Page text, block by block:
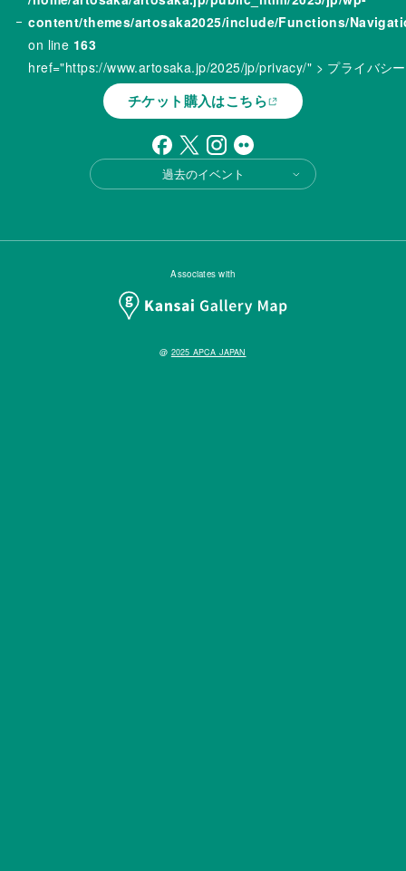
content/themes/artosaka2025/include/Functions/
on line 163
href="https://www.artosaka.jp/2025/jp/privacy/" > プライバシ
チケット購入はこちら
過去のイベント
Associates with
@ 2025 APCA JAPAN